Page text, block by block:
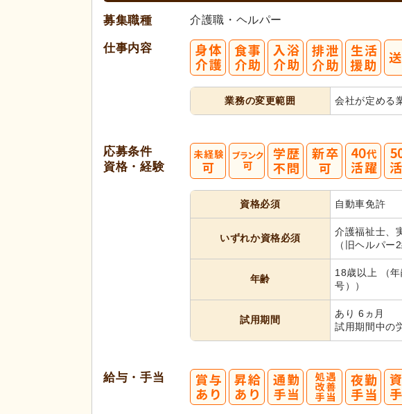
募集職種 介護職・ヘルパー
仕事内容
業務の変更範囲 会社が定める
応募条件
資格・経験
資格必須 自動車免許
いずれか資格必須
介護福祉士、
（旧ヘルパー2
年齢
18歳以上 （
号））
試用期間
あり 6ヵ月
試用期間中の
給与・手当